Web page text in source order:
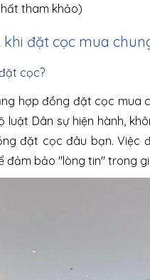
tham khảo)
đặt cọc mua
cọc?
hợp đồng đặt cọc mua
luật Dân sự hiện hành,
đặt cọc đâu bạn. Việc
đảm bảo "lòng tin" trong